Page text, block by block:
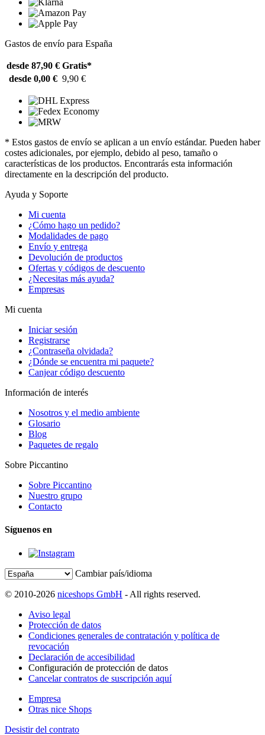
Gastos de envío para España
desde 87,90 € Gratis*
desde 0,00 € 9,90 €
* Estos gastos de envío se aplican a un envío estándar. Pueden haber
costes adicionales, por ejemplo, debido al peso, tamaño o
características de los productos. Encontrarás esta información
directamente en la descripción del producto.
Ayuda y Soporte
Mi cuenta
¿Cómo hago un pedido?
Modalidades de pago
Envío y entrega
Devolución de productos
Ofertas y códigos de descuento
¿Necesitas más ayuda?
Empresas
Mi cuenta
Iniciar sesión
Registrarse
¿Contraseña olvidada?
¿Dónde se encuentra mi paquete?
Canjear código descuento
Información de interés
Nosotros y el medio ambiente
Glosario
Blog
Paquetes de regalo
Sobre Piccantino
Sobre Piccantino
Nuestro grupo
Contacto
Síguenos en
Cambiar país/idioma
© 2010-2026 niceshops GmbH - All rights reserved.
Aviso legal
Protección de datos
Condiciones generales de contratación y política de
revocación
Declaración de accesibilidad
Configuración de protección de datos
Cancelar contratos de suscripción aquí
Empresa
Otras nice Shops
Desistir del contrato